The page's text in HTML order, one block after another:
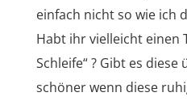
einfach nicht so wie ich
Habt ihr vielleicht einen
Schleife“ ? Gibt es
schöner wenn diese